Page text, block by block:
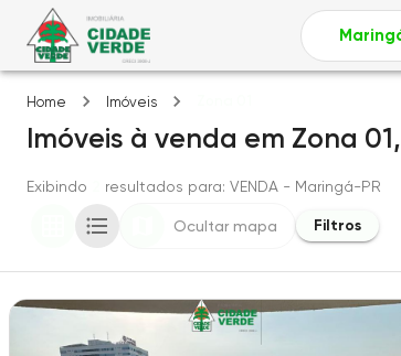
Home Imóveis
Imóveis à venda em Zona 01,
Exibindo resultados para: VENDA - Maringá-PR
Ocultar mapa Filtros